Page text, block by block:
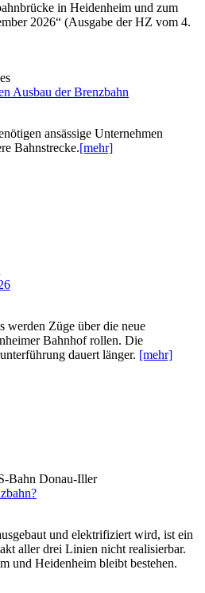
in Heidenheim und zum
2026“ (Ausgabe der HZ vom 4.
Ausbau der Brenzbahn
ansässige Unternehmen
Bahnstrecke.[mehr]
werden Züge über die neue
Bahnhof rollen. Die
dauert länger. [mehr]
Bahn Donau-Iller
und elektrifiziert wird, ist ein
aller drei Linien nicht realisierbar.
und Heidenheim bleibt bestehen.